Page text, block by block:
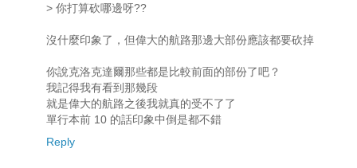
> 你打算砍哪邊呀??
沒什麼印象了，但偉大的航路那邊大部份應該都要砍掉
你說克洛克達爾那些都是比較前面的部份了吧？
我記得我有看到那幾段
就是偉大的航路之後我就真的受不了了
單行本前 10 的話印象中倒是都不錯
Reply